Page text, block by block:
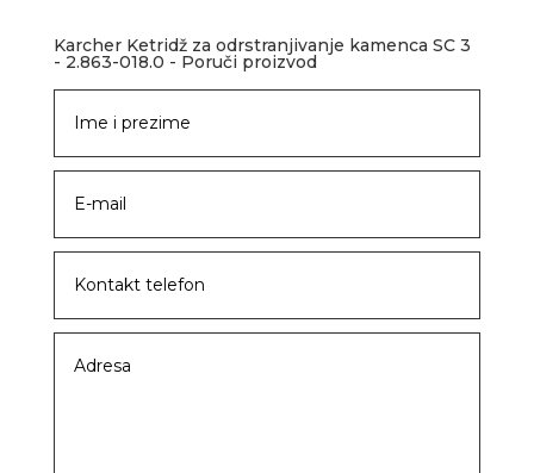
Karcher Ketridž za odrstranjivanje kamenca SC 3
- 2.863-018.0 - Poruči proizvod